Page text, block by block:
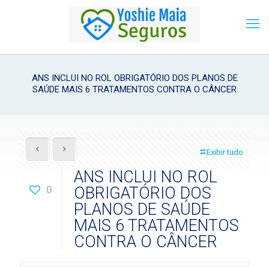
ANS INCLUI NO ROL OBRIGATÓRIO DOS PLANOS DE
SAÚDE MAIS 6 TRATAMENTOS CONTRA O CÂNCER
Exibir tudo
0
ANS INCLUI NO ROL
OBRIGATÓRIO DOS
PLANOS DE SAÚDE
MAIS 6 TRATAMENTOS
CONTRA O CÂNCER